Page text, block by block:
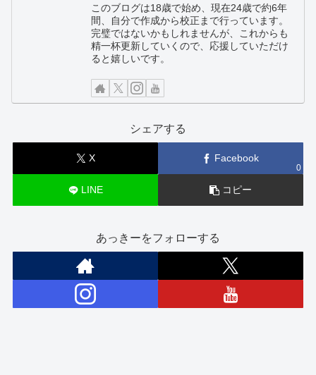
このブログは18歳で始め、現在24歳で約6年
間、自分で作成から校正まで行っています。
完璧ではないかもしれませんが、これからも
精一杯更新していくので、応援していただけ
ると嬉しいです。
シェアする
X Facebook
0
LINE コピー
あっきーをフォローする